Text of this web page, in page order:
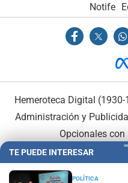
Notife
Hemeroteca Digital (1930-
Administración y
Opcionales con
TE PUEDE INTERESAR
POLÍTICA